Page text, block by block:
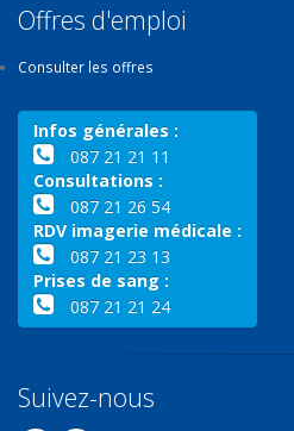
Offres d'emploi
Consulter les offres
Infos générales :
087 21 21 11
Consultations :
087 21 26 54
RDV imagerie médicale :
087 21 23 13
Prises de sang :
087 21 21 24
Suivez-nous